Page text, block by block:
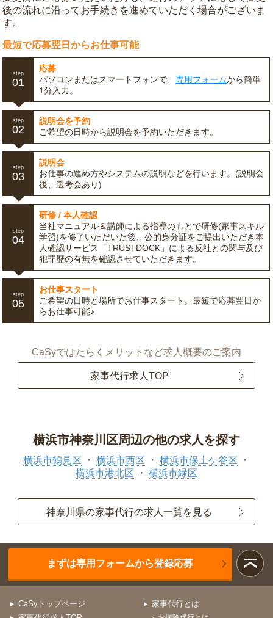
後の流れに沿ってお手続きを進めていただく場合がございま
す。
最短で応募翌日からお仕事可能
step
01
応募
パソコンまたはスマートフォンで、専用フォームから簡単
1分入力。
step
02
説明会を予約
ご希望の日時から説明会を予約いただきます。
step
03
説明会
お仕事の進め方やシステムの説明などを行います。(説明会
後、選考会あり)
step
04
研修 / 本人確認
当社マニュアル＆講師による指導のもとで研修(家事スキル
学習)を修了いただいた後、公的身分証をご提出いただき本
人確認サービス「TRUSTDOCK」による反社との関与及び
犯罪歴の有無を確認させていただきます。
step
05
お仕事スタート
ご希望の日時と場所でお仕事スタート。最短で応募翌日か
らお仕事可能♪
CaSyではたらくメリットなど求人概要のご案内
家事代行求人TOP
横浜市神奈川区周辺の他の求人を探す
横浜市鶴見区 横浜市西区
横浜市保土ケ谷区
横浜市港北区
横浜市緑区
神奈川県の家事代行の求人一覧を見る
まずは専用フォームから登録応募
CaSyトップページ
家事代行とは